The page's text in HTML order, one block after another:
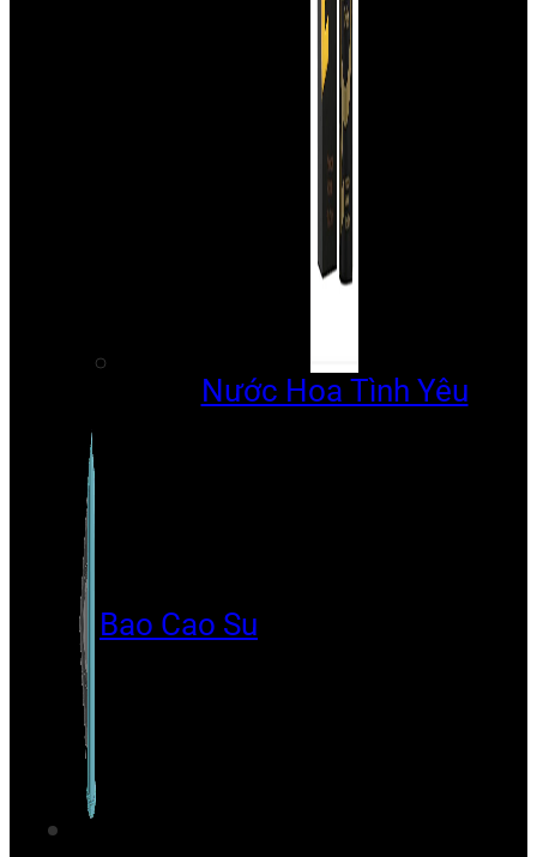
Nước Hoa Tình Yêu
Bao Cao Su